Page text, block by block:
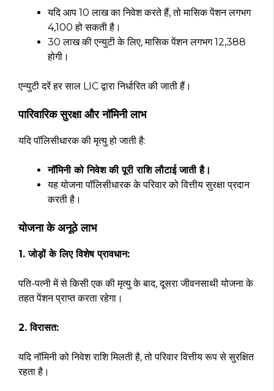
यदि आप ₹10 लाख का निवेश करते हैं, तो मासिक पेंशन लगभग
₹4,100 हो सकती है।
₹30 लाख की एन्युटी के लिए, मासिक पेंशन लगभग ₹12,388
होगी।
एन्युटी दरें हर साल LIC द्वारा निर्धारित की जाती हैं।
पारिवारिक सुरक्षा और नॉमिनी लाभ
यदि पॉलिसीधारक की मृत्यु हो जाती है:
नॉमिनी को निवेश की पूरी राशि लौटाई जाती है।
यह योजना पॉलिसीधारक के परिवार को वित्तीय सुरक्षा प्रदान
करती है।
योजना के अनूठे लाभ
1. जोड़ों के लिए विशेष प्रावधान:
पति-पत्नी में से किसी एक की मृत्यु के बाद, दूसरा जीवनसाथी योजना के
तहत पेंशन प्राप्त करता रहेगा।
2. विरासत:
यदि नॉमिनी को निवेश राशि मिलती है, तो परिवार वित्तीय रूप से सुरक्षित
रहता है।